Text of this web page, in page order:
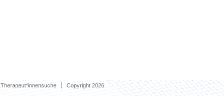
Therapeut*innensuche
Copyright 2026